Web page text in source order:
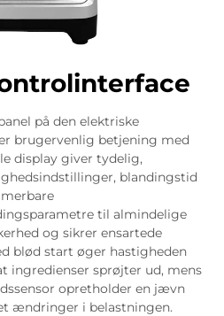
på den elektriske
brugervenlig betjening med
display giver tydelig,
blandingstid
til almindelige
og sikrer ensartede
blød start øger hastigheden
ingredienser sprøjter ud, mens
opretholder en jævn
ændringer i belastningen.